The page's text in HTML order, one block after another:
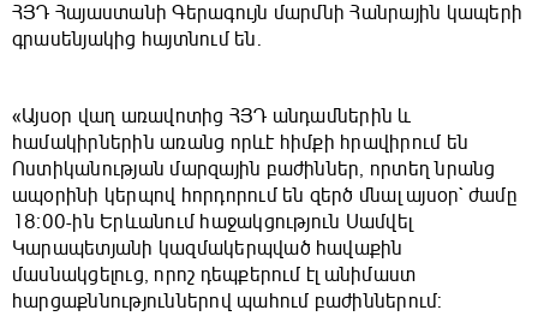
ՀՅԴ Հայաստանի Գերագույն մարմնի Հանրային կապերի
գրասենյակից հայտնում են.
«Այսօր վաղ առավոտից ՀՅԴ անդամներին և
համակիրներին առանց որևէ հիմքի հրավիրում են
Ոստիկանության մարզային բաժիններ, որտեղ նրանց
ապօրինի կերպով հորդորում են զերծ մնալ այսօր` ժամը
18։00-ին Երևանում հաջակցություն Սամվել
Կարապետյանի կազմակերպված հավաքին
մասնակցելուց, որոշ դեպքերում էլ անիմաստ
հարցաքննություններով պահում բաժիններում: